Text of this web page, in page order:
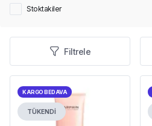
Stoktakiler
Filtrele
KARGO BEDAVA
TÜKENDİ